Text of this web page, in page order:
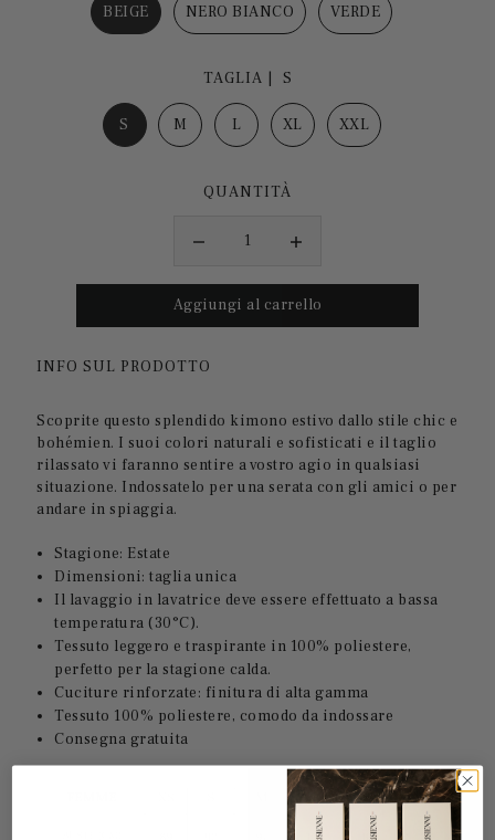
BEIGE NERO BIANCO VERDE
TAGLIA | S
S M L XL XXL
QUANTITÀ
INFO SUL PRODOTTO
Scoprite questo splendido kimono estivo dallo stile chic e
bohémien. I suoi colori naturali e sofisticati e il taglio
rilassato vi faranno sentire a vostro agio in qualsiasi
situazione. Indossatelo per una serata con gli amici o per
andare in spiaggia.
Stagione: Estate
Dimensioni: taglia unica
Il lavaggio in lavatrice deve essere effettuato a bassa
temperatura (30°C).
Tessuto leggero e traspirante in 100% poliestere,
perfetto per la stagione calda.
Cuciture rinforzate: finitura di alta gamma
Tessuto 100% poliestere, comodo da indossare
Consegna gratuita